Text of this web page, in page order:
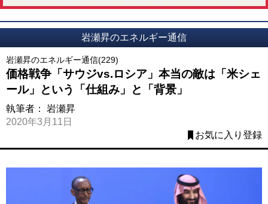
岩瀬昇のエネルギー通信
岩瀬昇のエネルギー通信(229)
価格戦争「サウジvs.ロシア」本当の敵は「米シェ
ール」という「仕組み」と「背景」
執筆者： 岩瀬昇
2020年3月11日
お気に入り登録